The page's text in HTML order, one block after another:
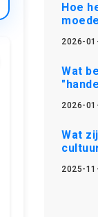
Hoe
2026-
Wat
2026-
Wat
2025-